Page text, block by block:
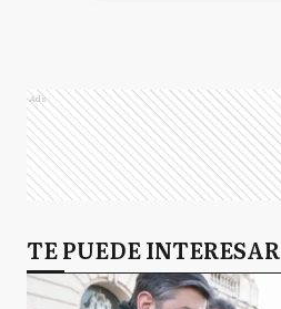
Ads
TE PUEDE INTERESAR